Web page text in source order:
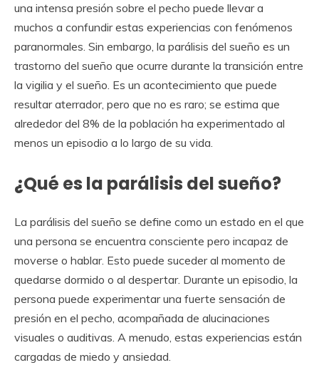
una intensa presión sobre el pecho puede llevar a
muchos a confundir estas experiencias con fenómenos
paranormales. Sin embargo, la parálisis del sueño es un
trastorno del sueño que ocurre durante la transición entre
la vigilia y el sueño. Es un acontecimiento que puede
resultar aterrador, pero que no es raro; se estima que
alrededor del 8% de la población ha experimentado al
menos un episodio a lo largo de su vida.
¿Qué es la parálisis del sueño?
La parálisis del sueño se define como un estado en el que
una persona se encuentra consciente pero incapaz de
moverse o hablar. Esto puede suceder al momento de
quedarse dormido o al despertar. Durante un episodio, la
persona puede experimentar una fuerte sensación de
presión en el pecho, acompañada de alucinaciones
visuales o auditivas. A menudo, estas experiencias están
cargadas de miedo y ansiedad.